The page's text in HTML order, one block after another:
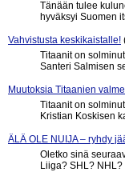
Tänään tulee
hyväksyi Suomen
Vahvistusta keskikaistalle!
Titaanit on
Santeri Salmisen
Muutoksia Titaanien
Titaanit on
Kristian Koskisen
ÄLÄ OLE NUIJA – ryhdy
Oletko sinä
Liiga? SHL?